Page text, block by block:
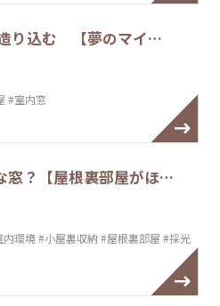
り込む 【夢のマイ…
#室内窓
窓？【屋根裏部屋がほ…
内環境#小屋裏収納 #屋根裏部屋 #採光